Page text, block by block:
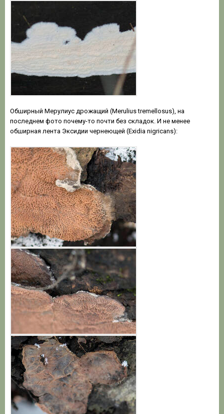
Обширный Мерулиус дрожащий (Merulius tremellosus), на
последнем фото почему-то почти без складок. И не менее
обширная лента Эксидии чернеющей (Exidia nigricans):